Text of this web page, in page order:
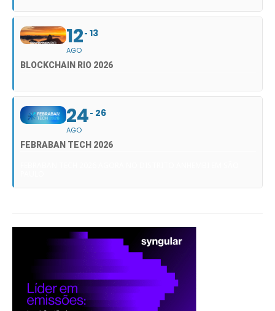
12
AGO
13
BLOCKCHAIN RIO 2026
24
AGO
26
FEBRABAN TECH 2026